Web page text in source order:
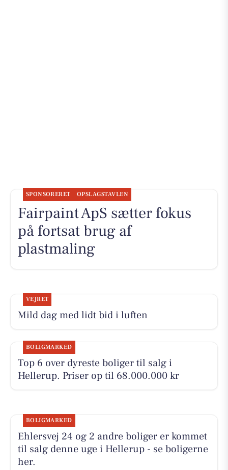
SPONSORERET OPSLAGSTAVLEN
Fairpaint ApS sætter fokus
på fortsat brug af
plastmaling
VEJRET
Mild dag med lidt bid i luften
BOLIGMARKED
Top 6 over dyreste boliger til salg i
Hellerup. Priser op til 68.000.000 kr
BOLIGMARKED
Ehlersvej 24 og 2 andre boliger er kommet
til salg denne uge i Hellerup - se boligerne
her.